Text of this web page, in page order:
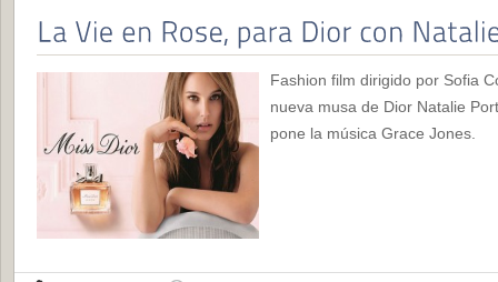
Fashion film dirigido por Sofia
nueva musa de Dior Natalie
pone la música Grace Jones.